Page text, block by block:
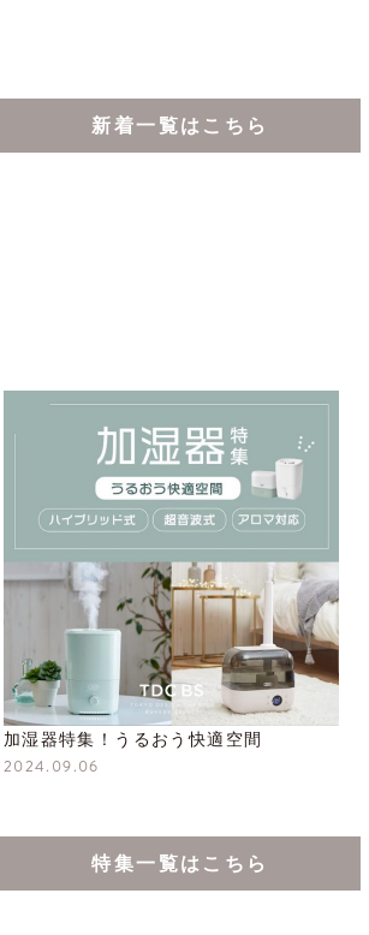
新着一覧はこちら
加湿器特集！うるおう快適空間
2024.09.06
特集一覧はこちら